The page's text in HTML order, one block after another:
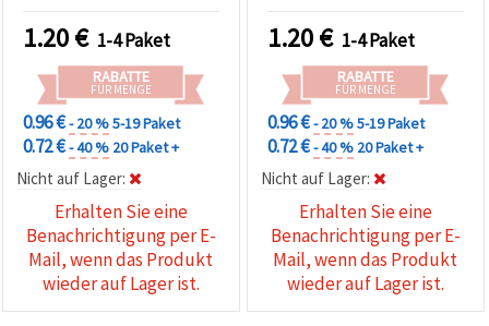
Bastelprojekte
1.20€ 1-4 Paket
RABATTE
FÜR MENGE
0.96 €- 20 %5-19 Paket
0.72 €- 40 % 20 Paket +
Nicht auf Lager:
Erhalten Sie eine
Benachrichtigung per E-
Mail, wenn das Produkt
wieder auf Lager ist.
1.20€ 1-4 Paket
RABATTE
FÜR MENGE
0.96 €- 20 %5-19 Paket
0.72 €- 40 % 20 Paket +
Nicht auf Lager:
Erhalten Sie eine
Benachrichtigung per E-
Mail, wenn das Produkt
wieder auf Lager ist.